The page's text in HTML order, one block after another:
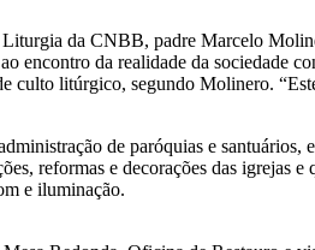
da CNBB, padre Marcelo
encontro da realidade da sociedade
culto litúrgico, segundo Molinero.
de paróquias e santuários,
reformas e decorações das igrejas e
e iluminação.